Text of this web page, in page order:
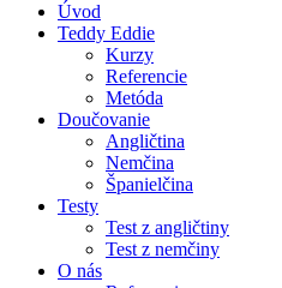
Úvod
Teddy Eddie
Kurzy
Referencie
Metóda
Doučovanie
Angličtina
Nemčina
Španielčina
Testy
Test z angličtiny
Test z nemčiny
O nás